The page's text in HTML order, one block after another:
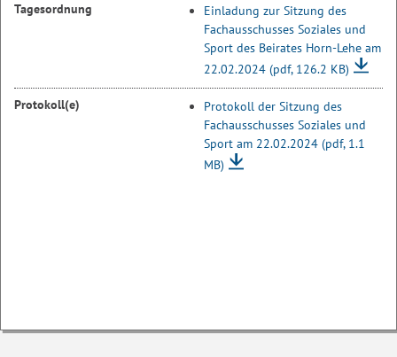
Tagesordnung
Einladung zur Sitzung des
Fachausschusses Soziales und
Sport des Beirates Horn-Lehe am
22.02.2024 (pdf, 126.2 KB)
Protokoll(e)
Protokoll der Sitzung des
Fachausschusses Soziales und
Sport am 22.02.2024 (pdf, 1.1
MB)